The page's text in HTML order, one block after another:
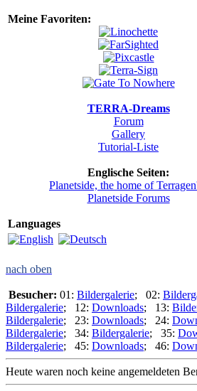
Meine Favoriten:
TERRA-Dreams
Forum
Gallery
Tutorial-Liste
Englische Seiten:
Planetside, the home of
Planetside Forums
Languages
nach oben
Besucher: 01: Bildergalerie; 02:
Bildergalerie; 12: Downloads; 13:
Bildergalerie; 23: Downloads; 24:
Bildergalerie; 34: Bildergalerie; 35:
Bildergalerie; 45: Downloads; 46:
Heute waren noch keine angemeldeten